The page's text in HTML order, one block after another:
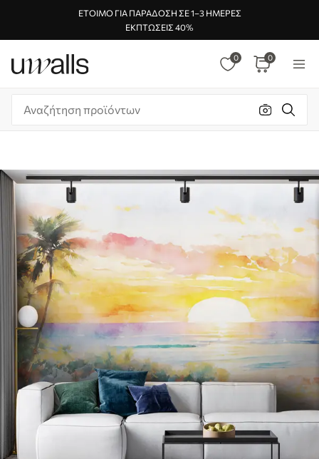
ΈΤΟΙΜΟ ΓΙΑ ΠΑΡΆΔΟΣΗ ΣΕ 1–3 ΗΜΈΡΕΣ
ΕΚΠΤΏΣΕΙΣ 40%
0 0